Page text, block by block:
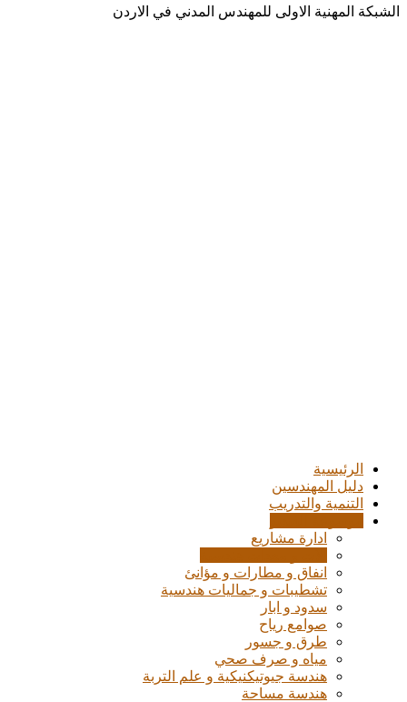
الشبكة المهنية الاولى للمهندس المدني في الاردن
الرئيسية
دليل المهندسين
التنمية والتدريب
ادارة مشاريع
انفاق و مطارات و مؤانئ
تشطيبات و جماليات هندسية
سدود و ابار
صوامع رياح
طرق و جسور
مياه و صرف صحي
هندسة جيوتيكنيكية و علم التربة
هندسة مساحة